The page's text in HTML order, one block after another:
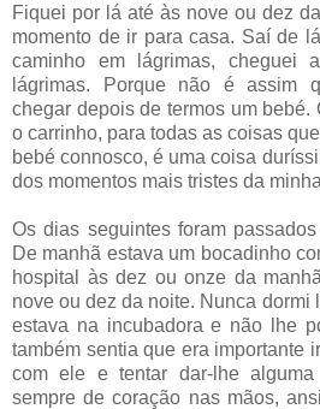
Fiquei por lá até às nove ou dez
momento de ir para casa. Saí de
caminho em lágrimas, cheguei
lágrimas. Porque não é assim
chegar depois de termos um bebé.
o carrinho, para todas as coisas
bebé connosco, é uma coisa
dos momentos mais tristes da
Os dias seguintes foram
De manhã estava um bocadinho
hospital às dez ou onze da
nove ou dez da noite. Nunca dormi
estava na incubadora e não lhe
também sentia que era importante
com ele e tentar dar-lhe alguma
sempre de coração nas mãos,